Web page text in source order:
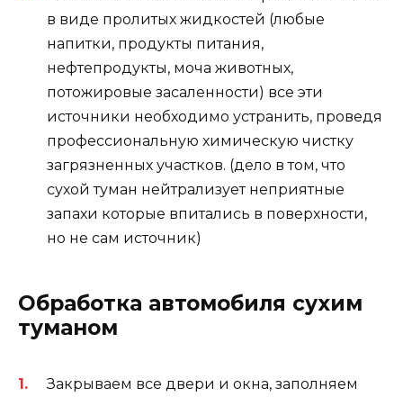
в виде пролитых жидкостей (любые
напитки, продукты питания,
нефтепродукты, моча животных,
потожировые засаленности) все эти
источники необходимо устранить, проведя
профессиональную химическую чистку
загрязненных участков. (дело в том, что
сухой туман нейтрализует неприятные
запахи которые впитались в поверхности,
но не сам источник)
Обработка автомобиля сухим
туманом
Закрываем все двери и окна, заполняем